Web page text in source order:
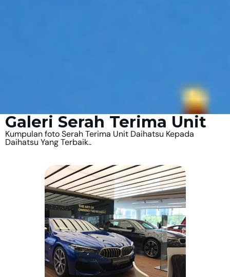
Galeri Serah Terima Unit
Kumpulan foto Serah Terima Unit Daihatsu Kepada
Daihatsu Yang Terbaik..